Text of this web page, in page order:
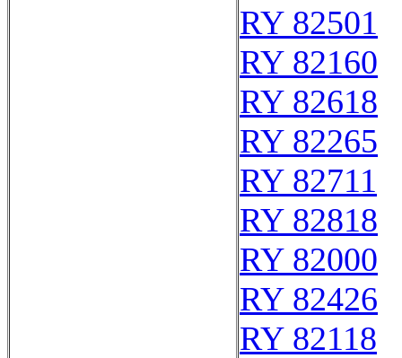
RY 82501
RY 82160
RY 82618
RY 82265
RY 82711
RY 82818
RY 82000
RY 82426
RY 82118